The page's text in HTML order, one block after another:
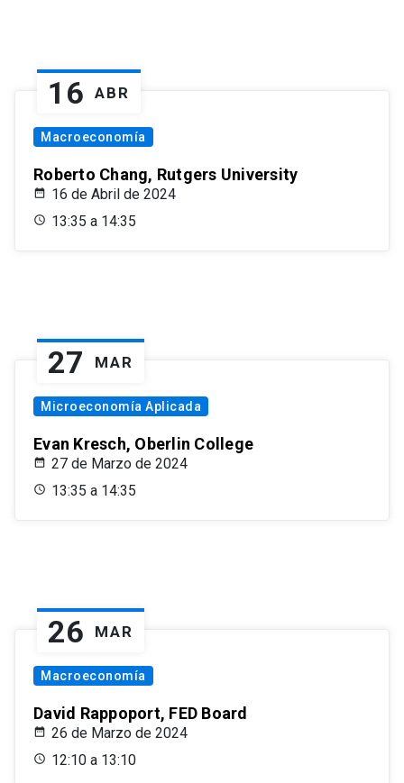
16 ABR
Macroeconomía
Roberto Chang, Rutgers University
16 de Abril de 2024
13:35 a 14:35
27 MAR
Microeconomía Aplicada
Evan Kresch, Oberlin College
27 de Marzo de 2024
13:35 a 14:35
26 MAR
Macroeconomía
David Rappoport, FED Board
26 de Marzo de 2024
12:10 a 13:10